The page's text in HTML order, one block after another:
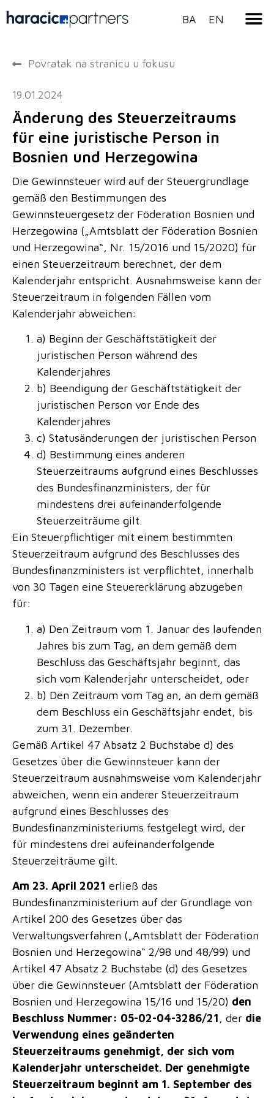
BA EN
Povratak na stranicu u fokusu
19.01.2024
Änderung des Steuerzeitraums
für eine juristische Person in
Bosnien und Herzegowina
Die Gewinnsteuer wird auf der Steuergrundlage
gemäß den Bestimmungen des
Gewinnsteuergesetz der Föderation Bosnien und
Herzegowina („Amtsblatt der Föderation Bosnien
und Herzegowina“, Nr. 15/2016 und 15/2020) für
einen Steuerzeitraum berechnet, der dem
Kalenderjahr entspricht. Ausnahmsweise kann der
Steuerzeitraum in folgenden Fällen vom
Kalenderjahr abweichen:
a) Beginn der Geschäftstätigkeit der
juristischen Person während des
Kalenderjahres
b) Beendigung der Geschäftstätigkeit der
juristischen Person vor Ende des
Kalenderjahres
c) Statusänderungen der juristischen Person
d) Bestimmung eines anderen
Steuerzeitraums aufgrund eines Beschlusses
des Bundesfinanzministers, der für
mindestens drei aufeinanderfolgende
Steuerzeiträume gilt.
Ein Steuerpflichtiger mit einem bestimmten
Steuerzeitraum aufgrund des Beschlusses des
Bundesfinanzministers ist verpflichtet, innerhalb
von 30 Tagen eine Steuererklärung abzugeben
für:
a) Den Zeitraum vom 1. Januar des laufenden
Jahres bis zum Tag, an dem gemäß dem
Beschluss das Geschäftsjahr beginnt, das
sich vom Kalenderjahr unterscheidet, oder
b) Den Zeitraum vom Tag an, an dem gemäß
dem Beschluss ein Geschäftsjahr endet, bis
zum 31. Dezember.
Gemäß Artikel 47 Absatz 2 Buchstabe d) des
Gesetzes über die Gewinnsteuer kann der
Steuerzeitraum ausnahmsweise vom Kalenderjahr
abweichen, wenn ein anderer Steuerzeitraum
aufgrund eines Beschlusses des
Bundesfinanzministeriums festgelegt wird, der
für mindestens drei aufeinanderfolgende
Steuerzeiträume gilt.
Am 23. April 2021 erließ das
Bundesfinanzministerium auf der Grundlage von
Artikel 200 des Gesetzes über das
Verwaltungsverfahren („Amtsblatt der Föderation
Bosnien und Herzegowina“ 2/98 und 48/99) und
Artikel 47 Absatz 2 Buchstabe (d) des Gesetzes
über die Gewinnsteuer (Amtsblatt der Föderation
Bosnien und Herzegowina 15/16 und 15/20) den
Beschluss Nummer: 05-02-04-3286/21, der die
Verwendung eines geänderten
Steuerzeitraums genehmigt, der sich vom
Kalenderjahr unterscheidet. Der genehmigte
Steuerzeitraum beginnt am 1. September des